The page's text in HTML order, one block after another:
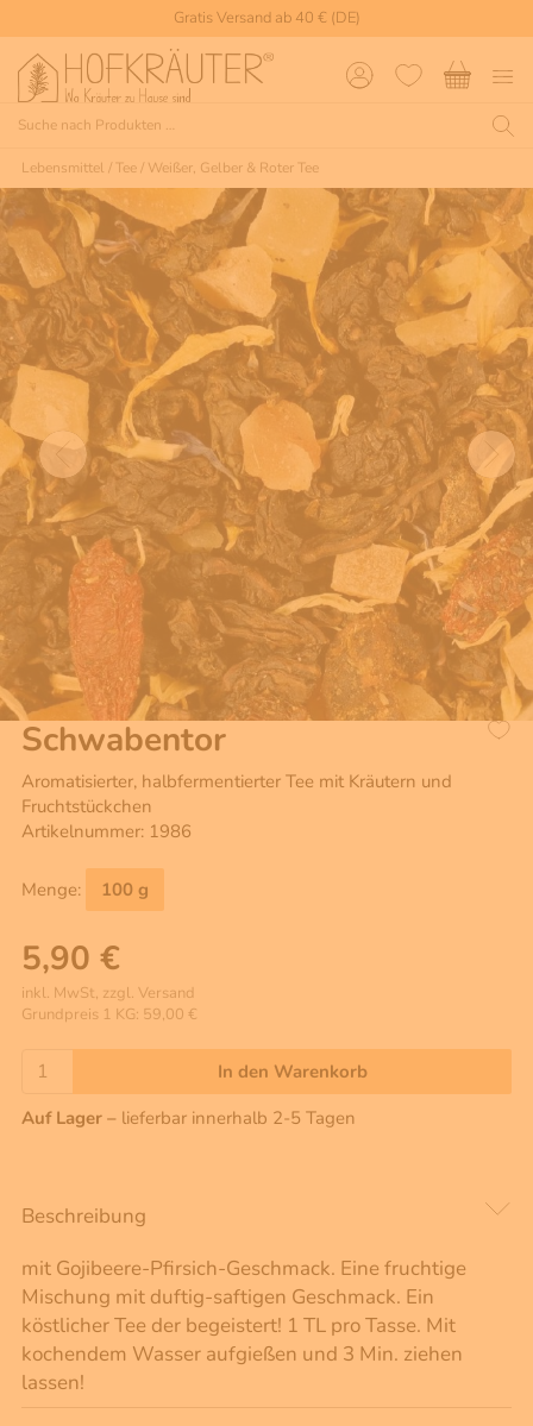
Gratis Versand ab 40 € (DE)
Lebensmittel / Tee/ Weißer, Gelber & Roter Tee
Schwabentor
Aromatisierter, halbfermentierter Tee mit Kräutern und
Fruchtstückchen
Artikelnummer: 1986
Menge: 100 g
5,90 €
inkl. MwSt, zzgl. Versand
Grundpreis 1 KG: 59,00 €
In den Warenkorb
Auf Lager – lieferbar innerhalb 2-5 Tagen
Beschreibung
mit Gojibeere-Pfirsich-Geschmack. Eine fruchtige
Mischung mit duftig-saftigen Geschmack. Ein
köstlicher Tee der begeistert! 1 TL pro Tasse. Mit
kochendem Wasser aufgießen und 3 Min. ziehen
lassen!